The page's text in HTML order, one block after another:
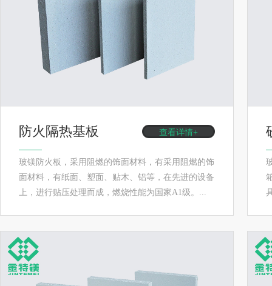
防火隔热基板
玻镁防火板，采用阻燃的饰面材料，有采用阻燃的饰
面材料，有纸面、塑面、贴木、铝等，在先进的设备
上，进行贴压处理而成，燃烧性能为国家A1级。...
查看详情+